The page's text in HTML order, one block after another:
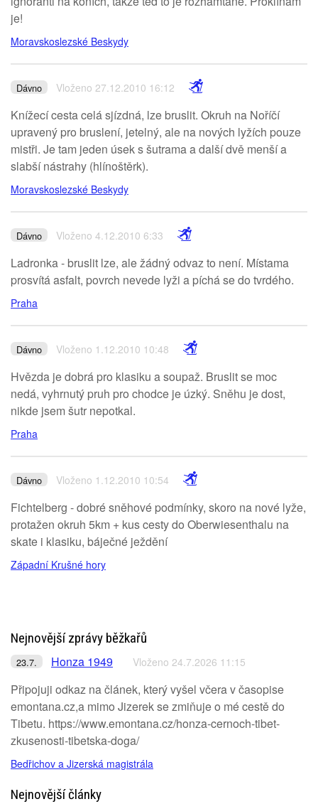
je!
Moravskoslezské Beskydy
Dávno Vloženo 27.12.2010 16:12
Knížecí cesta celá sjízdná, lze bruslit. Okruh na Noříčí
upravený pro bruslení, jetelný, ale na nových lyžích pouze
mistři. Je tam jeden úsek s šutrama a další dvě menší a
slabší nástrahy (hlínoštěrk).
Moravskoslezské Beskydy
Dávno Vloženo 4.12.2010 6:33
Ladronka - bruslit lze, ale žádný odvaz to není. Místama
prosvítá asfalt, povrch nevede lyži a píchá se do tvrdého.
Praha
Dávno Vloženo 1.12.2010 10:48
Hvězda je dobrá pro klasiku a soupaž. Bruslit se moc
nedá, vyhrnutý pruh pro chodce je úzký. Sněhu je dost,
nikde jsem šutr nepotkal.
Praha
Dávno Vloženo 1.12.2010 10:54
Fichtelberg - dobré sněhové podmínky, skoro na nové lyže,
protažen okruh 5km + kus cesty do Oberwiesenthalu na
skate i klasiku, báječné ježdění
Západní Krušné hory
Nejnovější zprávy běžkařů
23.7. Honza 1949 Vloženo 24.7.2026 11:15
Připojuji odkaz na článek, který vyšel včera v časopise
emontana.cz,a mimo Jizerek se zmiňuje o mé cestě do
Tibetu. https://www.emontana.cz/honza-cernoch-tibet-
zkusenosti-tibetska-doga/
Bedřichov a Jizerská magistrála
Nejnovější články